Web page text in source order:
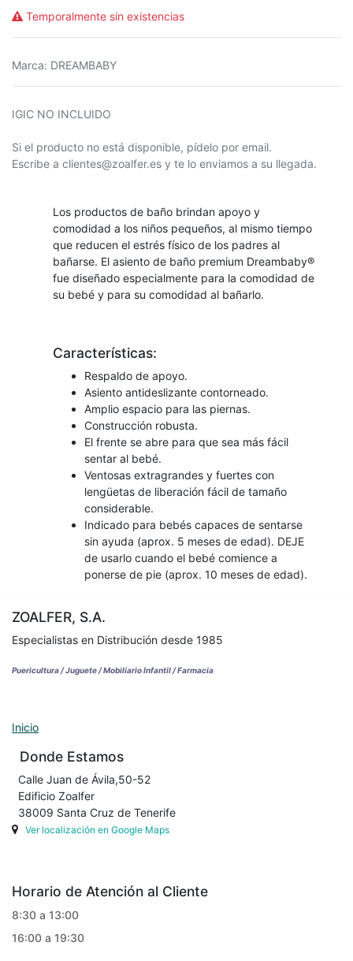
Temporalmente sin existencias
Marca: DREAMBABY
IGIC NO INCLUIDO
Si el producto no está disponible, pídelo por email.
Escribe a clientes@zoalfer.es y te lo enviamos a su llegada.
Los productos de baño brindan apoyo y
comodidad a los niños pequeños, al mismo tiempo
que reducen el estrés físico de los padres al
bañarse. El asiento de baño premium Dreambaby®
fue diseñado especialmente para la comodidad de
su bebé y para su comodidad al bañarlo.
Características:
Respaldo de apoyo.
Asiento antideslizante contorneado.
Amplio espacio para las piernas.
Construcción robusta.
El frente se abre para que sea más fácil
sentar al bebé.
Ventosas extragrandes y fuertes con
lengüetas de liberación fácil de tamaño
considerable.
Indicado para bebés capaces de sentarse
sin ayuda (aprox. 5 meses de edad). DEJE
de usarlo cuando el bebé comience a
ponerse de pie (aprox. 10 meses de edad).
ZOALFER, S.A.
Especialistas en Distribución desde 1985
Puericultura / Juguete / Mobiliario Infantil / Farmacia
Inicio
Donde Estamos
Calle Juan de Ávila,50-52
Edificio Zoalfer
38009 Santa Cruz de Tenerife
Ver localización en Google Maps
Horario de Atención al Cliente
8:30 a 13:00
16:00 a 19:30